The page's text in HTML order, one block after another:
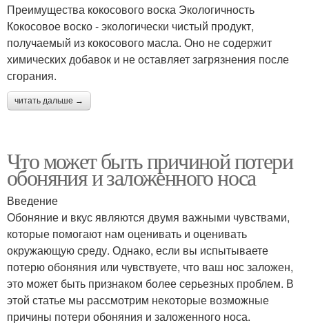
Преимущества кокосового воска Экологичность
Кокосовое воско - экологически чистый продукт,
получаемый из кокосового масла. Оно не содержит
химических добавок и не оставляет загрязнения после
сгорания.
читать дальше →
Что может быть причиной потери
обоняния и заложенного носа
Введение
Обоняние и вкус являются двумя важными чувствами,
которые помогают нам оценивать и оценивать
окружающую среду. Однако, если вы испытываете
потерю обоняния или чувствуете, что ваш нос заложен,
это может быть признаком более серьезных проблем. В
этой статье мы рассмотрим некоторые возможные
причины потери обоняния и заложенного носа.